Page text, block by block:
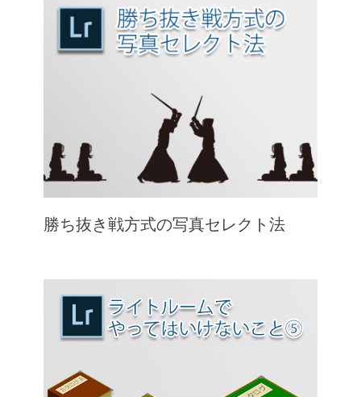
勝ち抜き戦方式の写真セレクト法